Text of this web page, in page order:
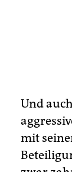
Und
mit